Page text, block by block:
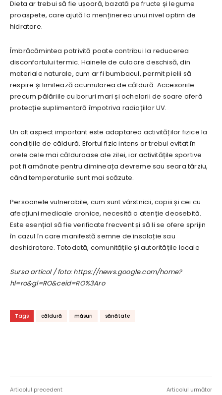
Dieta ar trebui să fie ușoară, bazată pe fructe și legume
proaspete, care ajută la menținerea unui nivel optim de
hidratare.
Îmbrăcămintea potrivită poate contribui la reducerea
disconfortului termic. Hainele de culoare deschisă, din
materiale naturale, cum ar fi bumbacul, permit pielii să
respire și limitează acumularea de căldură. Accesoriile
precum pălăriile cu boruri mari și ochelarii de soare oferă
protecție suplimentară împotriva radiațiilor UV.
Un alt aspect important este adaptarea activităților fizice la
condițiile de căldură. Efortul fizic intens ar trebui evitat în
orele cele mai călduroase ale zilei, iar activitățile sportive
pot fi amânate pentru dimineața devreme sau seara târziu,
când temperaturile sunt mai scăzute.
Persoanele vulnerabile, cum sunt vârstnicii, copiii și cei cu
afecțiuni medicale cronice, necesită o atenție deosebită.
Este esențial să fie verificate frecvent și să li se ofere sprijin
în cazul în care manifestă semne de insolație sau
deshidratare. Totodată, comunitățile și autoritățile locale
Sursa articol / foto: https://news.google.com/home?
hl=ro&gl=RO&ceid=RO%3Aro
Tags căldură măsuri sănătate
Articolul precedent Articolul următor